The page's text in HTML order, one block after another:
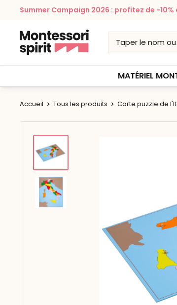
Passer
contenu
Summer Campaign 2026 : profitez de -
Montessori
Spirit
MATÉRIEL
Accueil Tous les produits Carte puzzle de